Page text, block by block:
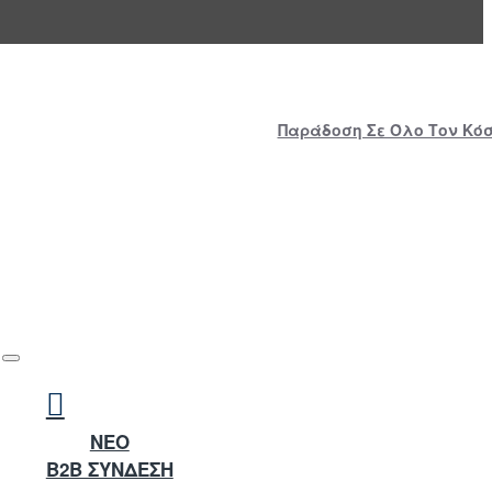
Παράδοση Σε Όλο Τον
NEO
B2B ΣΥΝΔΕΣΗ